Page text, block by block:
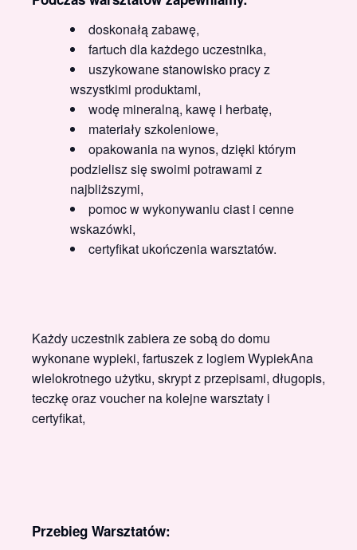
doskonałą zabawę,
fartuch dla każdego uczestnika,
uszykowane stanowisko pracy z
wszystkimi produktami,
wodę mineralną, kawę i herbatę,
materiały szkoleniowe,
opakowania na wynos, dzięki którym
podzielisz się swoimi potrawami z
najbliższymi,
pomoc w wykonywaniu ciast i cenne
wskazówki,
certyfikat ukończenia warsztatów.
Każdy uczestnik zabiera ze sobą do domu
wykonane wypieki, fartuszek z logiem WypiekAna
wielokrotnego użytku, skrypt z przepisami, długopis,
teczkę oraz voucher na kolejne warsztaty i
certyfikat,
Przebieg Warsztatów: